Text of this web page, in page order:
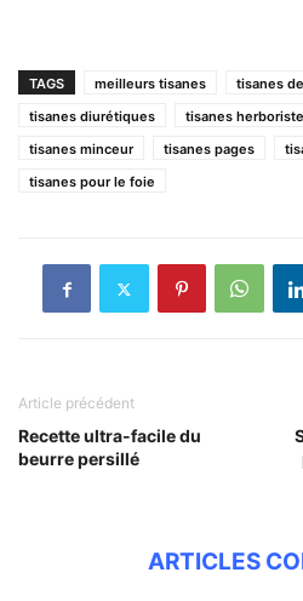
TAGS meilleurs tisanes
tisanes
tisanes diurétiques
tisanes herboriste
tisanes minceur
tisanes pages
tisanes pour le foie
Article précédent
Recette ultra-facile du
beurre persillé
ARTICLES